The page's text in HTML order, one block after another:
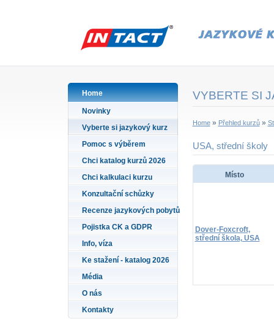
Home
Novinky
Vyberte si jazykový kurz
Pomoc s výběrem
Chci katalog kurzů 2026
Chci kalkulaci kurzu
Konzultační schůzky
Recenze jazykových pobytů
Pojistka CK a GDPR
Info, víza
Ke stažení - katalog 2026
Média
O nás
Kontakty
VYBERTE SI
Home» Přehled kurzů»
USA, střední školy
Místo
Dover-Foxcroft,
střední škola, USA